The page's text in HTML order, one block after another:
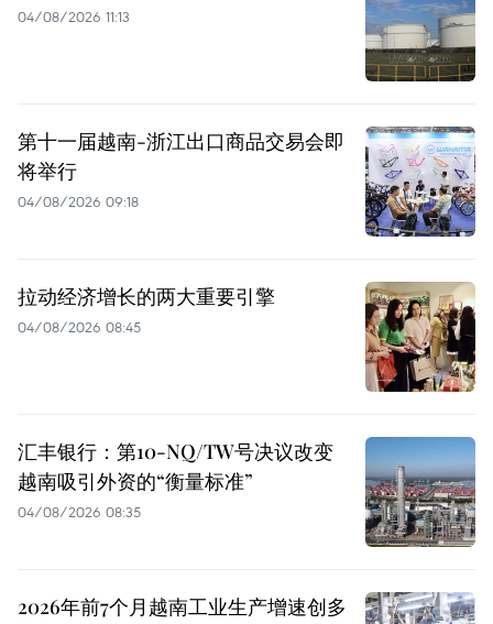
04/08/2026 11:13
第十一届越南-浙江出口商品交易会即
将举行
04/08/2026 09:18
拉动经济增长的两大重要引擎
04/08/2026 08:45
汇丰银行：第10-NQ/TW号决议改变
越南吸引外资的“衡量标准”
04/08/2026 08:35
2026年前7个月越南工业生产增速创多